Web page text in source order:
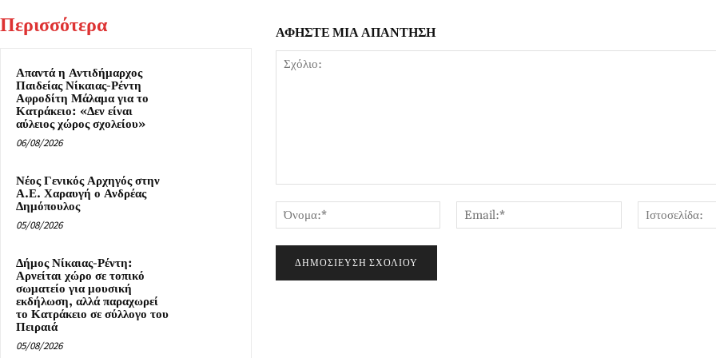
Περισσότερα
Απαντά η Αντιδήμαρχος
Παιδείας Νίκαιας-Ρέντη
Αφροδίτη Μάλαμα για το
Κατράκειο: «Δεν είναι
αύλειος χώρος σχολείου»
06/08/2026
Νέος Γενικός Αρχηγός στην
Α.Ε. Χαραυγή ο Ανδρέας
Δημόπουλος
05/08/2026
Δήμος Νίκαιας-Ρέντη:
Αρνείται χώρο σε τοπικό
σωματείο για μουσική
εκδήλωση, αλλά παραχωρεί
το Κατράκειο σε σύλλογο του
Πειραιά
05/08/2026
ΑΦΗΣΤΕ ΜΙΑ ΑΠΑΝΤΗΣΗ
Όνομα:*
Email:*